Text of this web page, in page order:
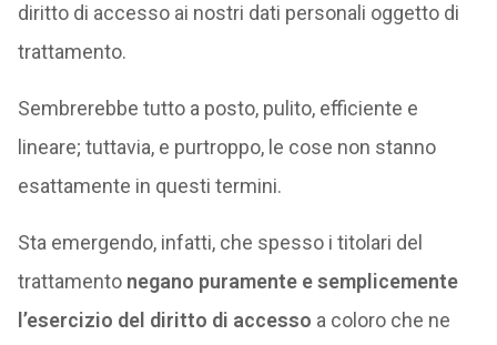
diritto di accesso ai nostri dati personali oggetto di
trattamento.
Sembrerebbe tutto a posto, pulito, efficiente e
lineare; tuttavia, e purtroppo, le cose non stanno
esattamente in questi termini.
Sta emergendo, infatti, che spesso i titolari del
trattamentonegano puramente e semplicemente
l’esercizio del diritto di accesso a coloro che ne